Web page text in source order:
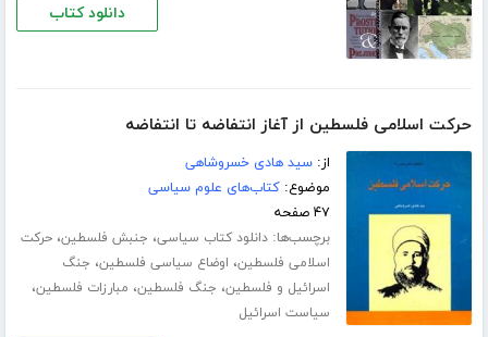
دانلود کتاب
حرکت اسلامی فلسطین از آغاز انتفاضه تا انتفاضه
از:سید هادی خسروشاهی
موضوع:کتاب‌های علوم سیاسی
۴۷ صفحه
برچسب‌ها:دانلود کتاب سیاسی، جنبش فلسطین،حرکت
اسلامی فلسطین، اوضاع سیاسی فلسطین، جنگ
اسرائیل و فلسطین، جنگ فلسطین، مبارزات فلسطین،
سیاست اسرائیل